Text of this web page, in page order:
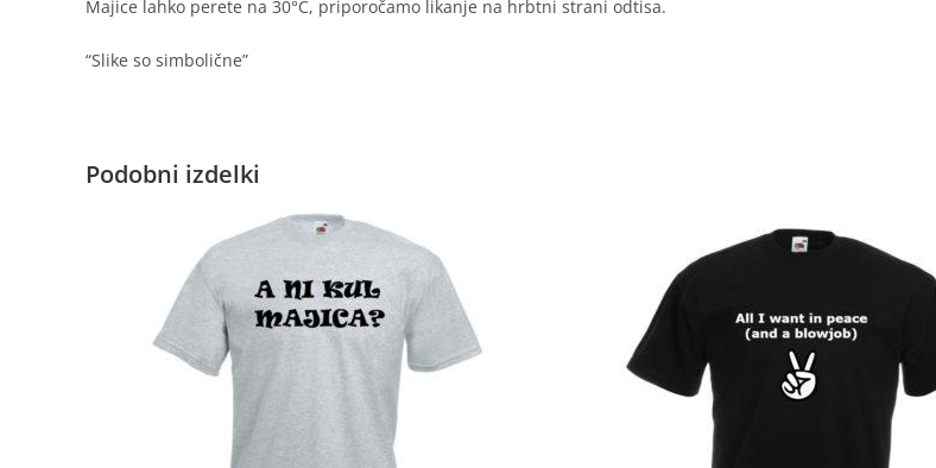
Majice lahko perete na 30°C, priporočamo likanje na hrbtni strani odtisa.
“Slike so simbolične”
Podobni izdelki